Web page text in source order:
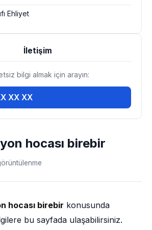
hocası birebir
hocası birebir konusunda
bu sayfada ulaşabilirsiniz.
Ehliyet
İletişim
bilgi almak için arayın:
XX XX